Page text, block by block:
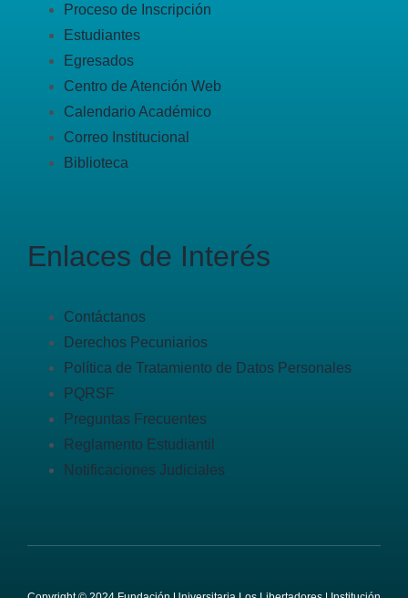
Proceso de Inscripción
Estudiantes
Egresados
Centro de Atención Web
Calendario Académico
Correo Institucional
Biblioteca
Enlaces de Interés
Contáctanos
Derechos Pecuniarios
Política de Tratamiento de Datos Personales
PQRSF
Preguntas Frecuentes
Reglamento Estudiantil
Notificaciones Judiciales